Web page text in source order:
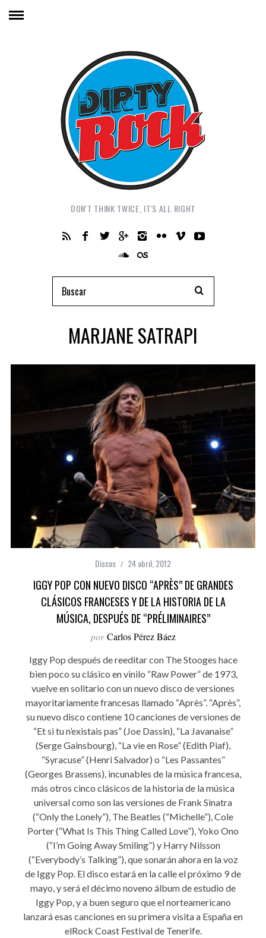
DON'T THINK TWICE, IT'S ALL RIGHT
MARJANE SATRAPI
Discos 24 abril, 2012
IGGY POP CON NUEVO DISCO “APRÈS” DE GRANDES
CLÁSICOS FRANCESES Y DE LA HISTORIA DE LA
MÚSICA, DESPUÉS DE “PRÉLIMINAIRES”
por Carlos Pérez Báez
Iggy Pop después de reeditar con The Stooges hace
bien poco su clásico en vinilo “Raw Power” de 1973,
vuelve en solitario con un nuevo disco de versiones
mayoritariamente francesas llamado “Après”. “Après”,
su nuevo disco contiene 10 canciones de versiones de
“Et si tu n’existais pas” (Joe Dassin), “La Javanaise”
(Serge Gainsbourg), “La vie en Rose” (Edith Piaf),
“Syracuse” (Henri Salvador) o “Les Passantes”
(Georges Brassens), incunables de la música francesa,
más otros cinco clásicos de la historia de la música
universal como son las versiones de Frank Sinatra
(“Only the Lonely”), The Beatles (“Michelle”), Cole
Porter (“What Is This Thing Called Love”), Yoko Ono
(“I’m Going Away Smiling”) y Harry Nilsson
(“Everybody’s Talking”), que sonarán ahora en la voz
de Iggy Pop. El disco estará en la calle el próximo 9 de
mayo, y será el décimo noveno álbum de estudio de
Iggy Pop, y a buen seguro que el norteamericano
lanzará esas canciones en su primera visita a España en
elRock Coast Festival de Tenerife.